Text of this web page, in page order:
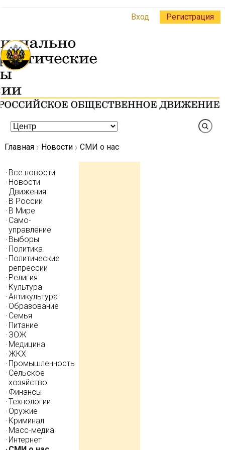
Вход Регистрация
Главная Новости СМИ о нас
Все новости
Новости
Движения
В России
В Мире
Само-
управление
Выборы
Политика
Политические
репрессии
Религия
Культура
Антикультура
Образование
Семья
Питание
ЗОЖ
Медицина
ЖКХ
Промышленность
Сельское
хозяйство
Финансы
Технологии
Оружие
Криминал
Масс-медиа
Интернет